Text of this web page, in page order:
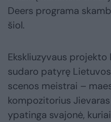
Deers programa
šiol.
Ekskliuzyvaus
sudaro patyrę
scenos meistrai –
kompozitorius
ypatinga svajonė,